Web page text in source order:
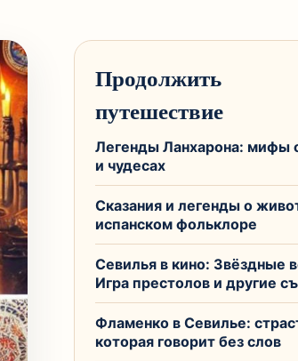
Продолжить
путешествие
Легенды Ланхарона: мифы
и чудесах
Сказания и легенды о
испанском фольклоре
Севилья в кино: Звёздные
Игра престолов и другие
Фламенко в Севилье:
которая говорит без слов